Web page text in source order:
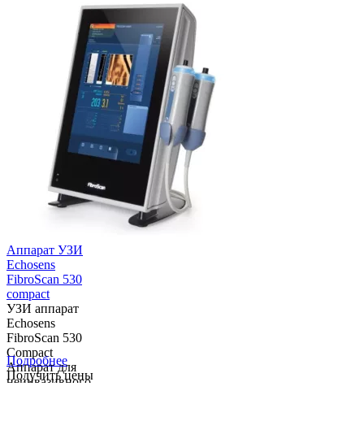
себестоимость.
Преимущества:
изображения
разрешения;
Полностью...
Аппарат УЗИ
Echosens
FibroScan 530
compact
УЗИ аппарат
Echosens
FibroScan 530
Compact
Аппарат для
неинвазивного
Подробнее
Получить цены